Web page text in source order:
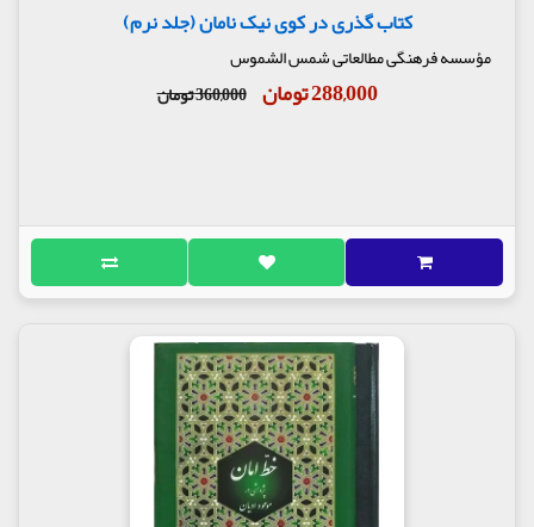
کتاب گذری در کوی نیک نامان (جلد نرم)
مؤسسه فرهنگی مطالعاتی شمس الشموس
288,000 تومان 360,000 تومان